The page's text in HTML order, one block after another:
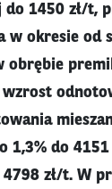
1450 zł/t,
okresie od
obrębie
1,3% do
zł/t. W